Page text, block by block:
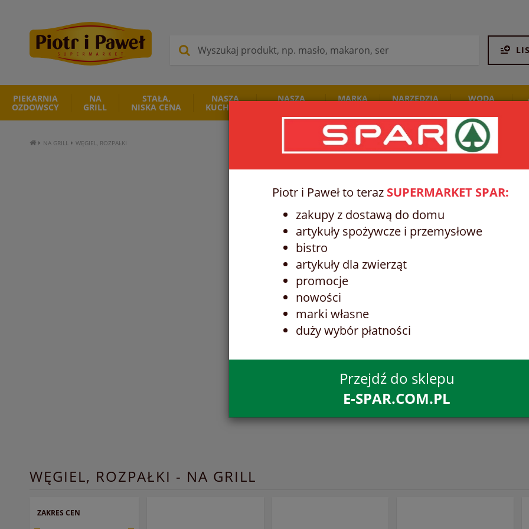
PIEKARNIA
OZDOWSCY
NA
GRILL
STAŁA,
NISKA CENA
NASZA
KUCHNIA
NASZA MARKA NARZĘDZIA WODA
NA GRILL WĘGIEL, ROZPAŁKI
WĘGIEL, ROZPAŁKI - NA GRILL
ZAKRES CEN
Piotr i Paweł to teraz SUPERMARKET SPAR:
zakupy z dostawą do domu
artykuły spożywcze i przemysłowe
bistro
artykuły dla zwierząt
promocje
nowości
marki własne
duży wybór płatności
Przejdź do sklepu
E-SPAR.COM.PL